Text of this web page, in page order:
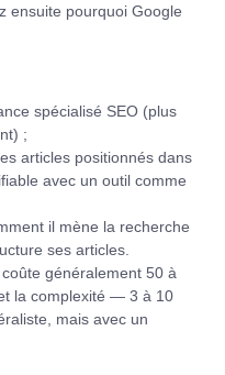
ensuite pourquoi Google
spécialisé SEO (plus
;
articles positionnés dans
avec un outil comme
il mène la recherche
ses articles.
coûte généralement 50 à
la complexité — 3 à 10
mais avec un